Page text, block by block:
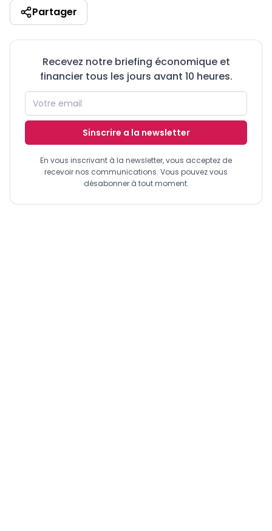
Partager
Recevez notre briefing économique et
financier tous les jours avant 10 heures.
Sinscrire a la newsletter
En vous inscrivant à la newsletter, vous acceptez de
recevoir nos communications. Vous pouvez vous
désabonner à tout moment.